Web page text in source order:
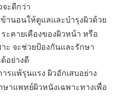
ะดีกว่า
านอนให้ดูแลและบำรุงผิวด้วย
ะคายเคืองของผิวหน้า หรือ
ะ จะช่วยป้องกันและรักษา
อย่างดี
รแพ้รุนแรง ผิวอักเสบอย่าง
าแพทย์ผิวหนังเฉพาะทางเพื่อ